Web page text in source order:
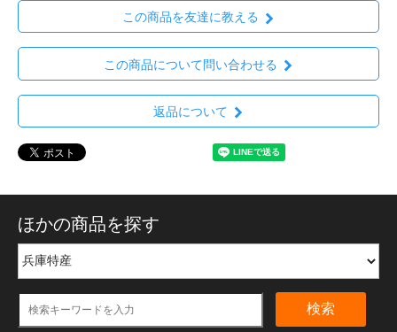
この商品を友達に教える
この商品について問い合わせる
返品について
ほかの商品を探す
検索